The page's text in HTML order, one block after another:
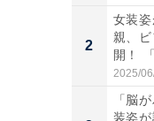
2
女装
親、
開！
2025/
「脳
装姿